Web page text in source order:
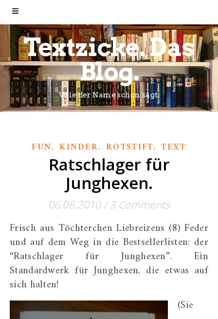
Textzicke. Das
Blog.
Wie der Name schon sagt.
FUN,KINDER,ROTSTIFT,TEXT
Ratschlager für
Junghexen.
06.06.2010/ 3 Comments
Frisch aus Töchterchen Liebreizens (8) Feder
und auf dem Weg in die Bestsellerlisten: der
“Ratschlager für Junghexen”. Ein
Standardwerk für Junghexen, die etwas auf
sich halten!
(Sie